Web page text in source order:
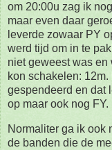
om 20:00u zag ik
maar even daar
leverde zowaar PY
werd tijd om in te
niet geweest was en
kon schakelen:
gespendeerd en dat
op maar ook nog FY.
Normaliter ga ik ook
de banden die de